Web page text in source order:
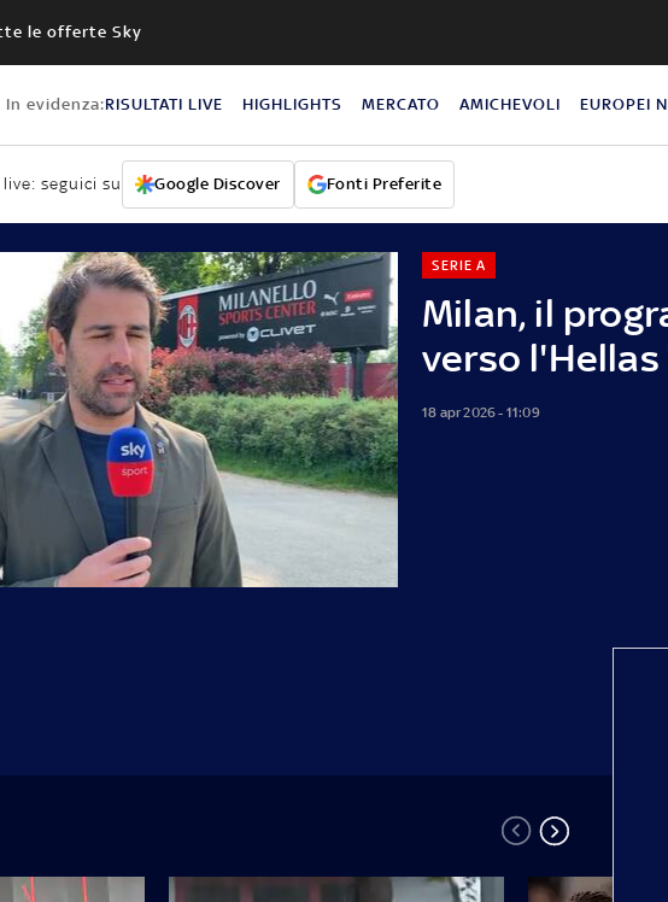
le offerte Sky
In evidenza:RISULTATI LIVE HIGHLIGHTS MERCATO AMICHEVOLI EUROPEI
seguici su Google Discover Fonti Preferite
Milan, il
verso l'Hellas
SERIE A
18 apr 2026 - 11:09